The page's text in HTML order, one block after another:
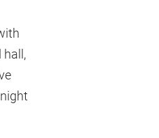
hall,